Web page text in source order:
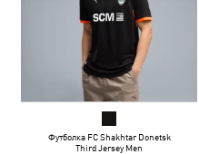
Футболка FC Shakhtar Donetsk
Third Jersey Men